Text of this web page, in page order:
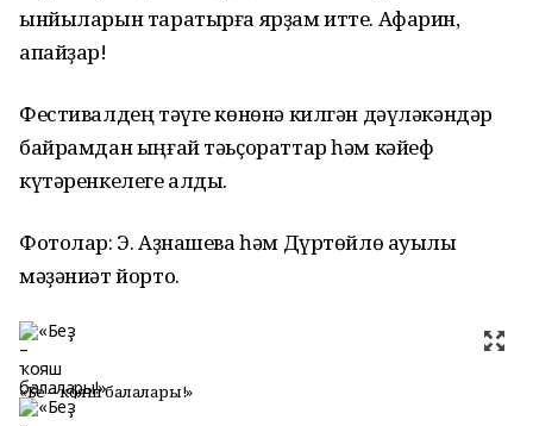
ынйыларын таратырға ярҙам итте. Афарин,
апайҙар!
Фестивалдең тәүге көнөнә килгән дәүләкәндәр
байрамдан ыңғай тәьҫораттар һәм кәйеф
күтәренкелеге алды.
Фотолар: Э. Аҙнашева һәм Дүртөйлө ауылы
мәҙәниәт йорто.
«Беҙ – ҡояш балалары!»